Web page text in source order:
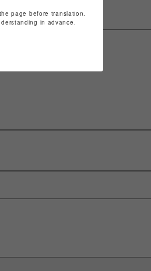
page before translation.
in advance.